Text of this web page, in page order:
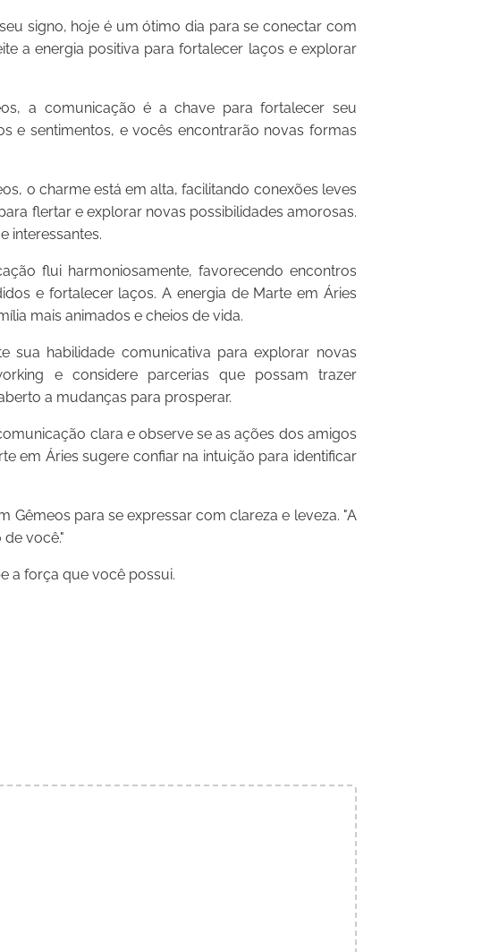
signo, hoje é um ótimo dia para se conectar com
a energia positiva para fortalecer laços e explorar
a comunicação é a chave para fortalecer seu
e sentimentos, e vocês encontrarão novas formas
o charme está em alta, facilitando conexões leves
flertar e explorar novas possibilidades amorosas.
interessantes.
flui harmoniosamente, favorecendo encontros
e fortalecer laços. A energia de Marte em Áries
mais animados e cheios de vida.
sua habilidade comunicativa para explorar novas
e considere parcerias que possam trazer
a mudanças para prosperar.
clara e observe se as ações dos amigos
em Áries sugere confiar na intuição para identificar
Gêmeos para se expressar com clareza e leveza. "A
você."
a força que você possui.